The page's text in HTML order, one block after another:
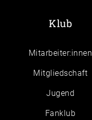
Klub
Mitarbeiter:innen
Mitgliedschaft
Jugend
Fanklub